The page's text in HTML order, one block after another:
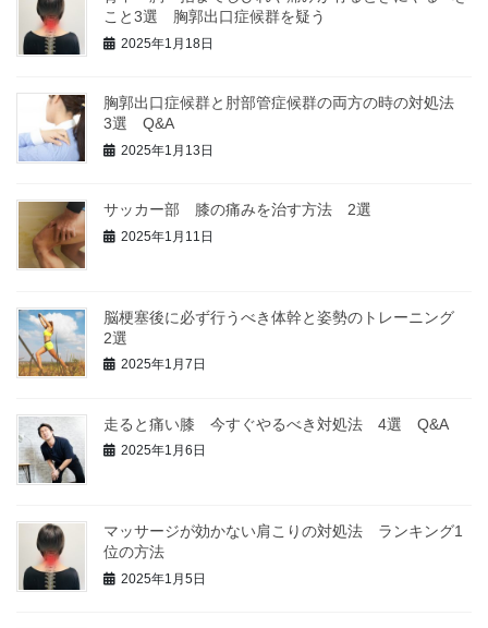
こと3選 胸郭出口症候群を疑う
2025年1月18日
胸郭出口症候群と肘部管症候群の両方の時の対処法
3選 Q&A
2025年1月13日
サッカー部 膝の痛みを治す方法 2選
2025年1月11日
脳梗塞後に必ず行うべき体幹と姿勢のトレーニング
2選
2025年1月7日
走ると痛い膝 今すぐやるべき対処法 4選 Q&A
2025年1月6日
マッサージが効かない肩こりの対処法 ランキング1
位の方法
2025年1月5日